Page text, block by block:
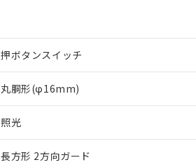
押ボタンスイッチ
丸胴形(φ16mm)
照光
長方形 2方向ガード